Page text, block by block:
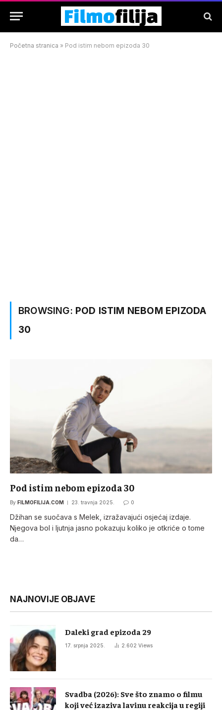
Početna stranica » Pod istim nebom epizoda 30
BROWSING: POD ISTIM NEBOM EPIZODA
30
Pod istim nebom epizoda 30
By FILMOFILIJA.COM 23. travnja 2025. 0
Džihan se suočava s Melek, izražavajući osjećaj izdaje.
Njegova bol i ljutnja jasno pokazuju koliko je otkriće o tome
da…
NAJNOVIJE OBJAVE
Daleki grad epizoda 29
17. srpnja 2025. 2.602 Views
Svadba (2026): Sve što znamo o filmu
koji već izaziva lavinu reakcija u regiji